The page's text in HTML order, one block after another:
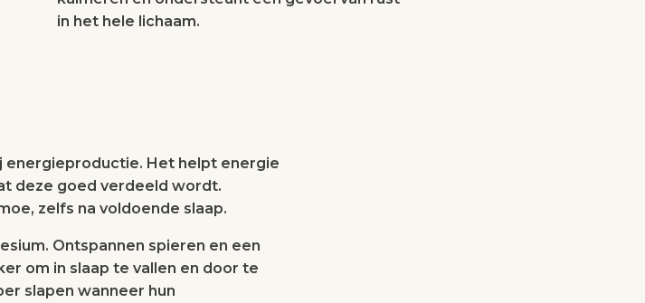
in het hele lichaam.
energieproductie. Het helpt energie
deze goed verdeeld wordt.
zelfs na voldoende slaap.
Ontspannen spieren en een
om in slaap te vallen en door te
slapen wanneer hun